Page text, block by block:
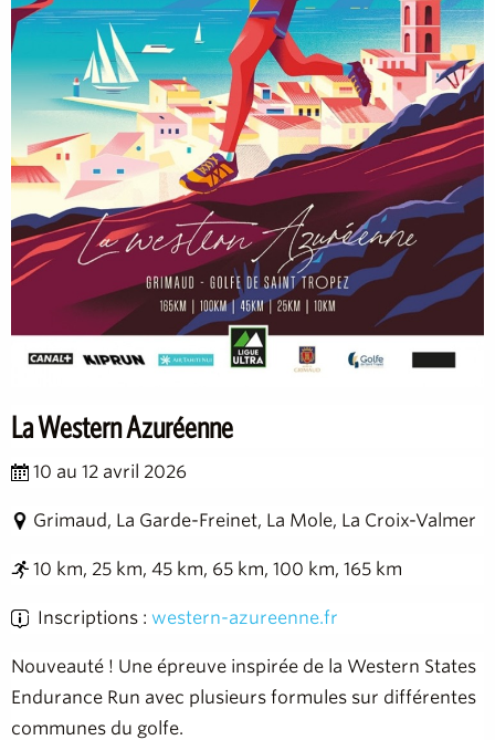
La Western Azuréenne
10 au 12 avril 2026
Grimaud, La Garde-Freinet, La Mole, La Croix-Valmer
10 km, 25 km, 45 km, 65 km, 100 km, 165 km
Inscriptions : western-azureenne.fr
Nouveauté ! Une épreuve inspirée de la Western States
Endurance Run avec plusieurs formules sur différentes
communes du golfe.